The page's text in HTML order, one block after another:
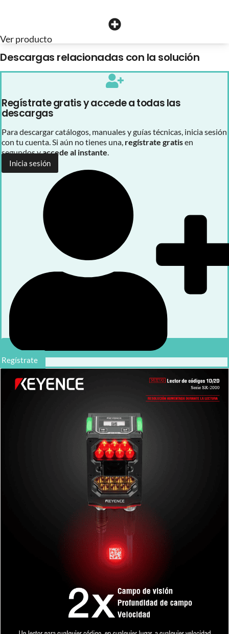
Ver producto
Descargas relacionadas con la solución
Regístrate gratis y accede a todas las
descargas
Para descargar catálogos, manuales y guías técnicas, inicia sesión
con tu cuenta. Si aún no tienes una, regístrate gratisen
segundos yaccede al instante.
Inicia sesión
Regístrate